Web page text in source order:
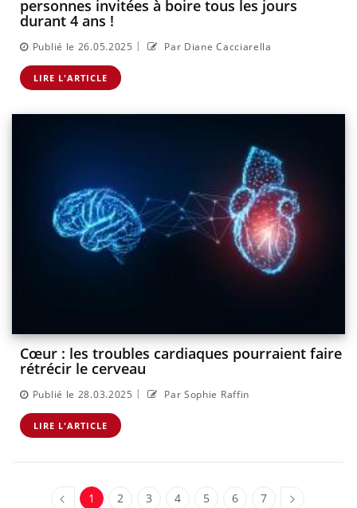
personnes invitées à boire tous les jours
durant 4 ans !
Publié le 26.05.2025 | Par Diane Cacciarella
LIRE L'ARTICLE
Cœur : les troubles cardiaques pourraient faire
rétrécir le cerveau
Publié le 28.03.2025 | Par Sophie Raffin
LIRE L'ARTICLE
1 2 3 4 5 6 7